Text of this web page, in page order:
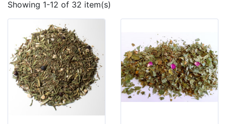
Showing 1-12 of 32 item(s)